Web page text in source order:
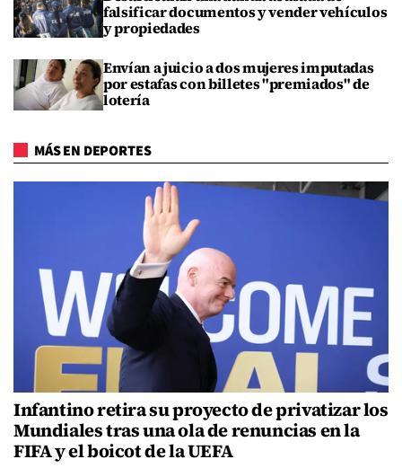
falsificar documentos y vender vehículos
y propiedades
Envían a juicio a dos mujeres imputadas
por estafas con billetes "premiados" de
lotería
MÁS EN DEPORTES
Infantino retira su proyecto de privatizar los
Mundiales tras una ola de renuncias en la
FIFA y el boicot de la UEFA